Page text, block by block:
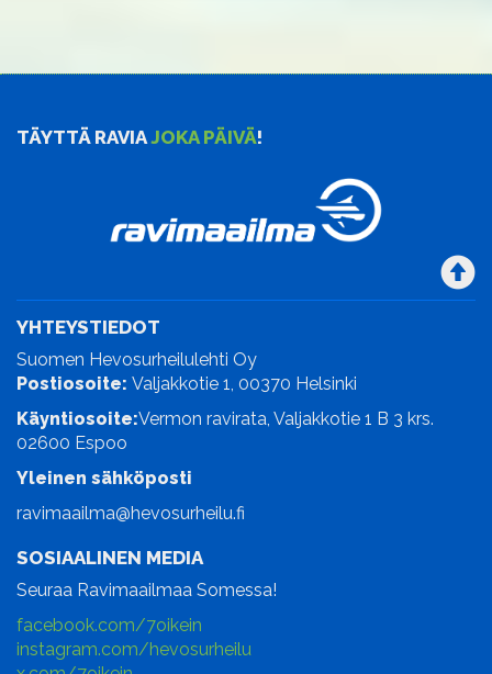
TÄYTTÄ RAVIAJOKA PÄIVÄ!
YHTEYSTIEDOT
Suomen Hevosurheilulehti Oy
Postiosoite: Valjakkotie 1, 00370 Helsinki
Käyntiosoite:Vermon ravirata, Valjakkotie 1 B 3 krs.
02600 Espoo
Yleinen sähköposti
ravimaailma@hevosurheilu.fi
SOSIAALINEN MEDIA
Seuraa Ravimaailmaa Somessa!
facebook.com/7oikein
instagram.com/hevosurheilu